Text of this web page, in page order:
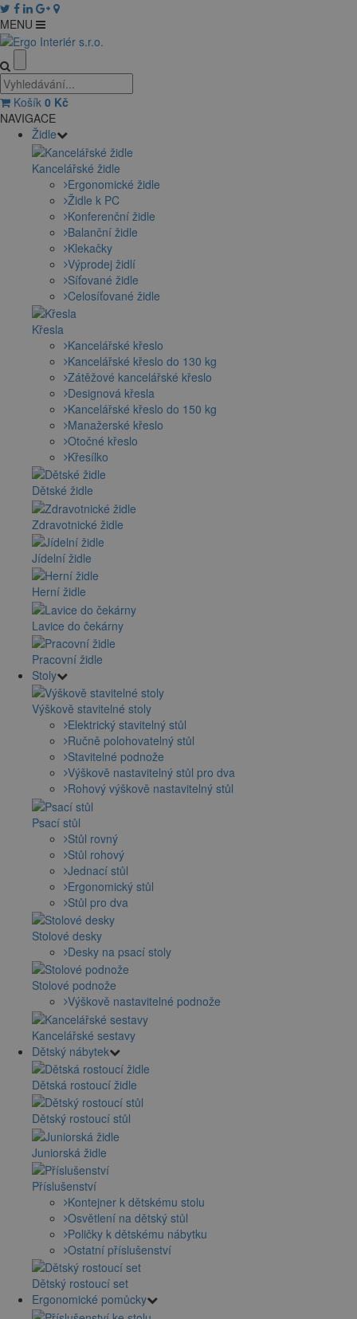
MENU
Košík 0 Kč
NAVIGACE
Židle
Kancelářské židle
Ergonomické židle
Židle k PC
Konferenční židle
Balanční židle
Klekačky
Výprodej židlí
Síťované židle
Celosíťované židle
Křesla
Kancelářské křeslo
Kancelářské křeslo do 130 kg
Zátěžové kancelářské křeslo
Designová křesla
Kancelářské křeslo do 150 kg
Manažerské křeslo
Otočné křeslo
Křesílko
Dětské židle
Zdravotnické židle
Jídelní židle
Herní židle
Lavice do čekárny
Pracovní židle
Stoly
Výškově stavitelné stoly
Elektrický stavitelný stůl
Ručně polohovatelný stůl
Stavitelné podnože
Výškově nastavitelný stůl pro dva
Rohový výškově nastavitelný stůl
Psací stůl
Stůl rovný
Stůl rohový
Jednací stůl
Ergonomický stůl
Stůl pro dva
Stolové desky
Desky na psací stoly
Stolové podnože
Výškově nastavitelné podnože
Kancelářské sestavy
Dětský nábytek
Dětská rostoucí židle
Dětský rostoucí stůl
Juniorská židle
Příslušenství
Kontejner k dětskému stolu
Osvětlení na dětský stůl
Poličky k dětskému nábytku
Ostatní příslušenství
Dětský rostoucí set
Ergonomické pomůcky